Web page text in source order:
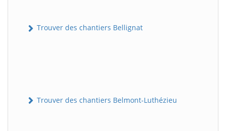
Trouver des chantiers Bellignat
Trouver des chantiers Belmont-Luthézieu